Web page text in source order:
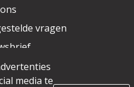
vragen
media te